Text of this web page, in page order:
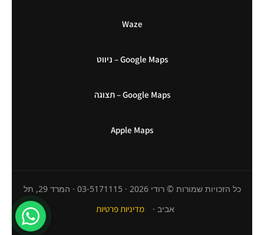
Waze
Google Maps – ניווט
Google Maps – תצוגה
Apple Maps
כל הזכויות שמורות © רודי 2026 · 03-5171115 · המרד 29, תל
אביב ·
מדיניות פרטיות